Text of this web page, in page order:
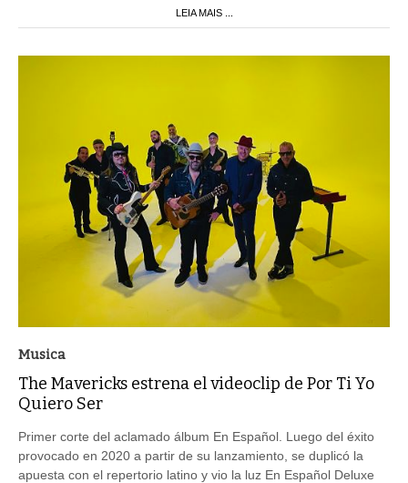
LEIA MAIS ...
Musica
The Mavericks estrena el videoclip de Por Ti Yo
Quiero Ser
Primer corte del aclamado álbum En Español. Luego del éxito
provocado en 2020 a partir de su lanzamiento, se duplicó la
apuesta con el repertorio latino y vio la luz En Español Deluxe